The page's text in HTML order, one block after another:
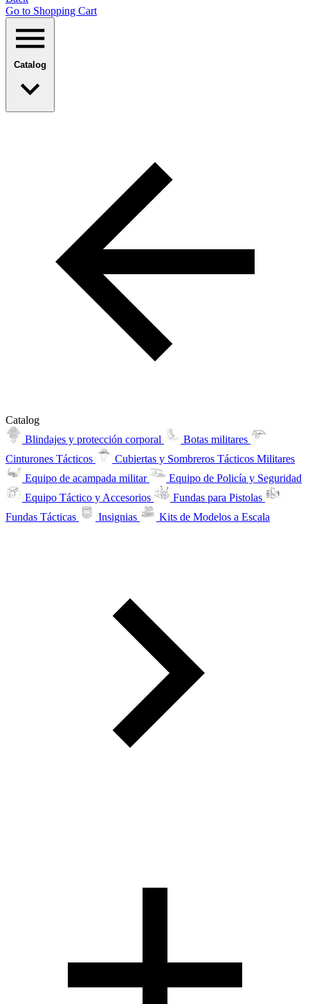
Go to Shopping Сart
Catalog
Catalog
Blindajes y protección corporal
Botas militares
Cinturones Tácticos
Cubiertas y Sombreros Tácticos Militares
Equipo de acampada militar
Equipo de Policía y Seguridad
Equipo Táctico y Accesorios
Fundas para Pistolas
Fundas Tácticas
Insignias Kits de Modelos a Escala